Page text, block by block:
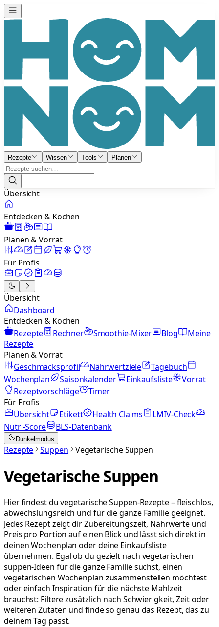
Rezepte Wissen Tools Planen
Übersicht
Entdecken & Kochen
Planen & Vorrat
Für Profis
Übersicht
Dashboard
Entdecken & Kochen
Rezepte
Rechner Smoothie-Mixer Blog
Meine
Rezepte
Planen & Vorrat
Geschmacksprofil
Nährwertziele
Tagebuch
Wochenplan
Saisonkalender Einkaufsliste
Vorrat
Rezeptvorschläge
Timer
Für Profis
Übersicht
Etikett Health Claims
LMIV-Check
Nutri-Score
BLS-Datenbank
Dunkelmodus
Rezepte Suppen Vegetarische Suppen
Vegetarische Suppen
Hier findest du vegetarische Suppen-Rezepte – fleischlos,
abwechslungsreich und für die ganze Familie geeignet.
Jedes Rezept zeigt dir Zubereitungszeit, Nährwerte und
Preis pro Portion auf einen Blick und lässt sich direkt in
deinen Wochenplan oder deine Einkaufsliste
übernehmen. Egal ob du gezielt nach vegetarischen
suppen-Ideen für die ganze Familie suchst, einen
vegetarischen Wochenplan zusammenstellen möchtest
oder einfach Inspiration für die nächste Mahlzeit
brauchst: Filtere zusätzlich nach Schwierigkeit, Zeit oder
weiteren Zutaten und finde so genau das Rezept, das zu
deinem Tag passt.